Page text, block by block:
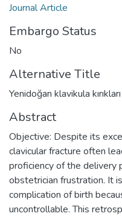
Journal Article
Embargo Status
No
Alternative Title
Yenidoğan klavikula
Abstract
Objective: Despite its
clavicular fracture often
proficiency of the delivery
obstetrician frustration. It
complication of birth
uncontrollable. This